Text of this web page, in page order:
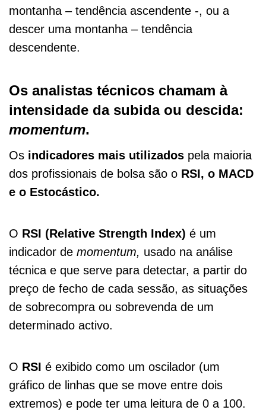
montanha – tendência ascendente -, ou a
descer uma montanha – tendência
descendente.
Os analistas técnicos chamam à
intensidade da subida ou descida:
momentum.
Os indicadores mais utilizados pela maioria
dos profissionais de bolsa são o RSI, o MACD
e o Estocástico.
O RSI (Relative Strength Index) é um
indicador de momentum, usado na análise
técnica e que serve para detectar, a partir do
preço de fecho de cada sessão, as situações
de sobrecompra ou sobrevenda de um
determinado activo.
O RSI é exibido como um oscilador (um
gráfico de linhas que se move entre dois
extremos) e pode ter uma leitura de 0 a 100.